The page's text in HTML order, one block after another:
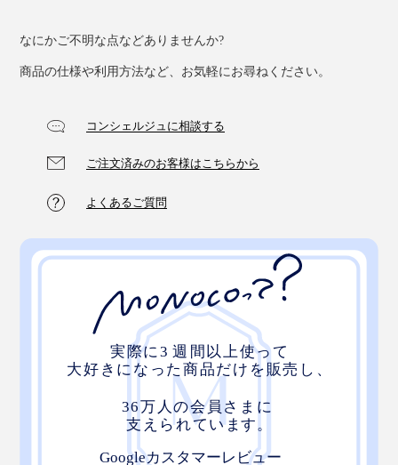
なにかご不明な点などありませんか?
商品の仕様や利用方法など、お気軽にお尋ねください。
コンシェルジュに相談する
ご注文済みのお客様はこちらから
よくあるご質問